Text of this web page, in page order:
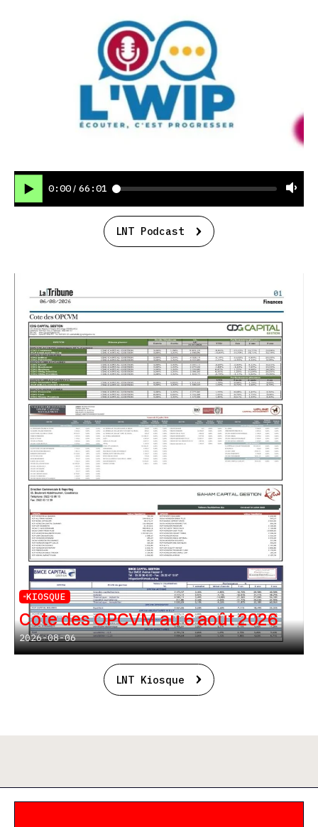
0:00 / 66:01
LNT Podcast
KIOSQUE
Cote des OPCVM au 6 août 2026
2026-08-06
LNT Kiosque